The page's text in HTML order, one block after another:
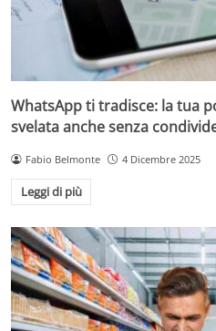
WhatsApp ti tradisce: la tua
svelata anche senza
Fabio Belmonte 4 Dicembre 2025
Leggi di più